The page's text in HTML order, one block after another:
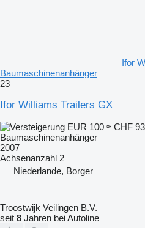
Ifor
Baumaschinenanhänger
23
Ifor Williams Trailers GX
EUR 100 ≈ CHF
Baumaschinenanhänger
2007
Achsenanzahl 2
Niederlande, Borger
Troostwijk Veilingen B.V.
seit 8 Jahren bei Autoline